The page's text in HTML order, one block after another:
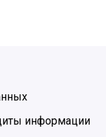
информации